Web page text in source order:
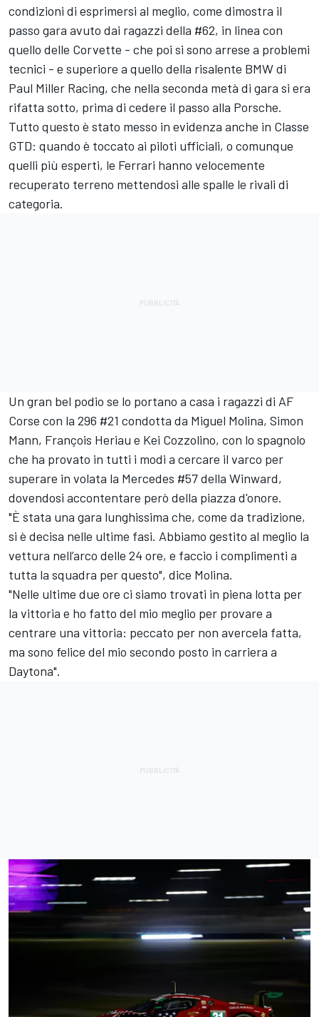
condizioni di esprimersi al meglio, come dimostra il
passo gara avuto dai ragazzi della #62, in linea con
quello delle Corvette - che poi si sono arrese a problemi
tecnici - e superiore a quello della risalente BMW di
Paul Miller Racing, che nella seconda metà di gara si era
rifatta sotto, prima di cedere il passo alla Porsche.
Tutto questo è stato messo in evidenza anche in Classe
GTD: quando è toccato ai piloti ufficiali, o comunque
quelli più esperti, le Ferrari hanno velocemente
recuperato terreno mettendosi alle spalle le rivali di
categoria.
Un gran bel podio se lo portano a casa i ragazzi di AF
Corse con la 296 #21 condotta da Miguel Molina, Simon
Mann, François Heriau e Kei Cozzolino, con lo spagnolo
che ha provato in tutti i modi a cercare il varco per
superare in volata la Mercedes #57 della Winward,
dovendosi accontentare però della piazza d'onore.
"È stata una gara lunghissima che, come da tradizione,
si è decisa nelle ultime fasi. Abbiamo gestito al meglio la
vettura nell’arco delle 24 ore, e faccio i complimenti a
tutta la squadra per questo", dice Molina.
"Nelle ultime due ore ci siamo trovati in piena lotta per
la vittoria e ho fatto del mio meglio per provare a
centrare una vittoria: peccato per non avercela fatta,
ma sono felice del mio secondo posto in carriera a
Daytona".